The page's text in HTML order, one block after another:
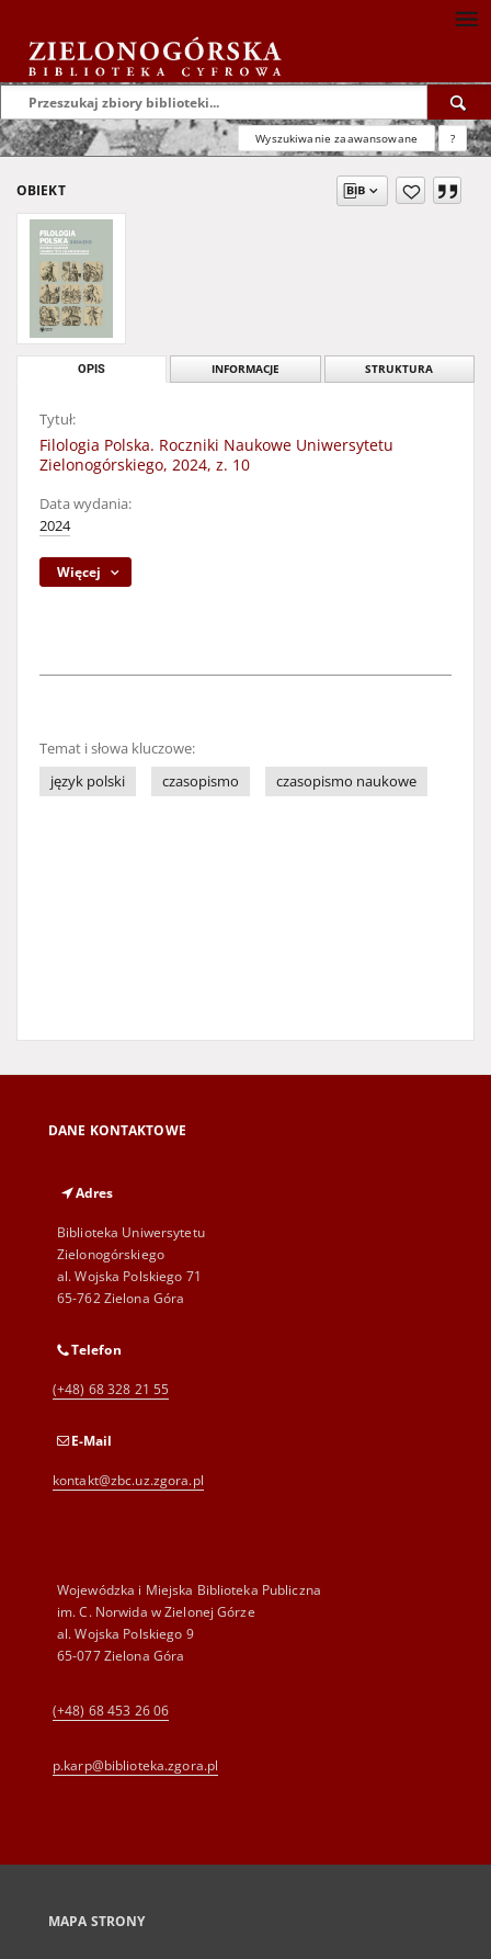
Wyszukiwanie zaawansowane ?
OBIEKT
OPIS INFORMACJE STRUKTURA
Tytuł:
Filologia Polska. Roczniki Naukowe Uniwersytetu
Zielonogórskiego, 2024, z. 10
Data wydania:
2024
Więcej
Temat i słowa kluczowe:
język polski
czasopismo czasopismo naukowe
DANE KONTAKTOWE
Adres
Biblioteka Uniwersytetu
Zielonogórskiego
al. Wojska Polskiego 71
65-762 Zielona Góra
Telefon
(+48) 68 328 21 55
E-Mail
kontakt@zbc.uz.zgora.pl
Wojewódzka i Miejska Biblioteka Publiczna
im. C. Norwida w Zielonej Górze
al. Wojska Polskiego 9
65-077 Zielona Góra
(+48) 68 453 26 06
p.karp@biblioteka.zgora.pl
MAPA STRONY